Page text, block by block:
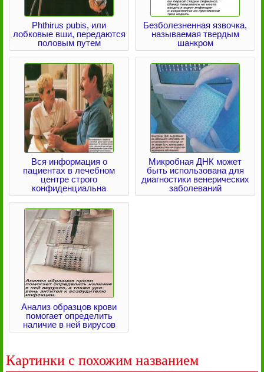
Phthirus pubis, или
лобковые вши, передаются
половым путем
Безболезненная язвочка,
называемая твердым
шанкром
Вся информация о
пациентах в лечебном
центре строго
конфиденциальна
Микробная ДНК может
быть использована для
диагностики венерических
заболеваний
Анализ образцов крови
помогает определить
наличие в ней вирусов
Картинки с похожим названием